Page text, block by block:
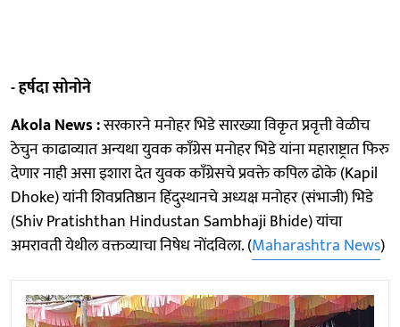
- हर्षदा सोनोने
Akola News :सरकारने मनोहर भिडे सारख्या विकृत प्रवृत्ती वेळीच
ठेचुन काढाव्यात अन्यथा युवक काॅंग्रेस मनोहर भिडे यांना महाराष्ट्रात फिरु
देणार नाही असा इशारा देत युवक काॅंग्रेसचे प्रवक्ते कपिल ढाेके (Kapil
Dhoke) यांनी शिवप्रतिष्ठान हिंदुस्थानचे अध्यक्ष मनाेहर (संभाजी) भिडे
(Shiv Pratishthan Hindustan Sambhaji Bhide) यांचा
अमरावती येथील वक्तव्याचा निषेध नाेंदविला. (Maharashtra News)